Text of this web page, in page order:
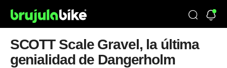
SCOTT Scale Gravel, la última
genialidad de Dangerholm